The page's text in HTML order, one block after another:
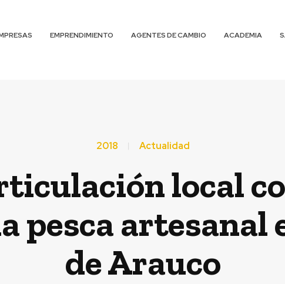
EMPRENDIMIENTO AGENTES DE CAMBIO ACADEMIA
2018 Actualidad
local
pesca artesanal
de Arauco